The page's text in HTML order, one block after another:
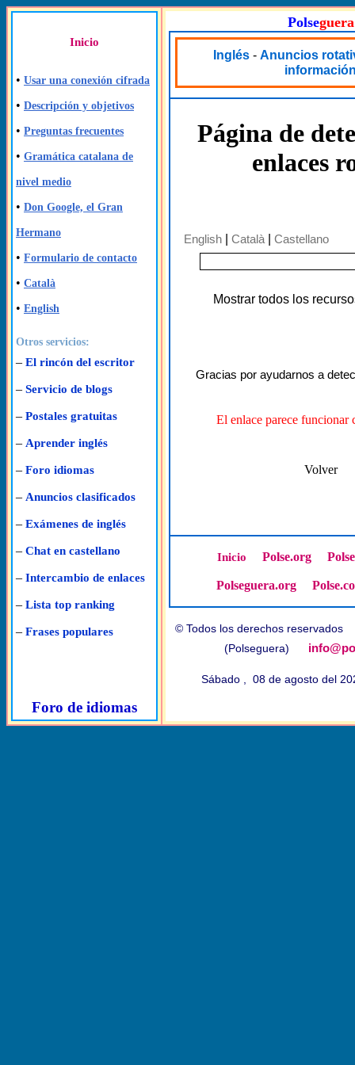
Inicio
• Usar una conexión cifrada
• Descripción y objetivos
• Preguntas frecuentes
• Gramática catalana de
nivel medio
• Don Google, el Gran
Hermano
• Formulario de contacto
• Català
• English
Otros servicios:
– El rincón del escritor
– Servicio de blogs
– Postales gratuitas
– Aprender inglés
– Foro idiomas
– Anuncios clasificados
– Exámenes de inglés
– Chat en castellano
– Intercambio de enlaces
– Lista top ranking
– Frases populares
Foro de idiomas
Polseguera
Inglés- Anuncios
Página de
enlaces
English Català Castellano
Mostrar todos los
Gracias por ayudarnos a
El enlace parece funcionar
Volver
Inicio Polse.org
Polseguera.org
© Todos los derechos
(Polseguera)
Sábado , 08 de agosto del